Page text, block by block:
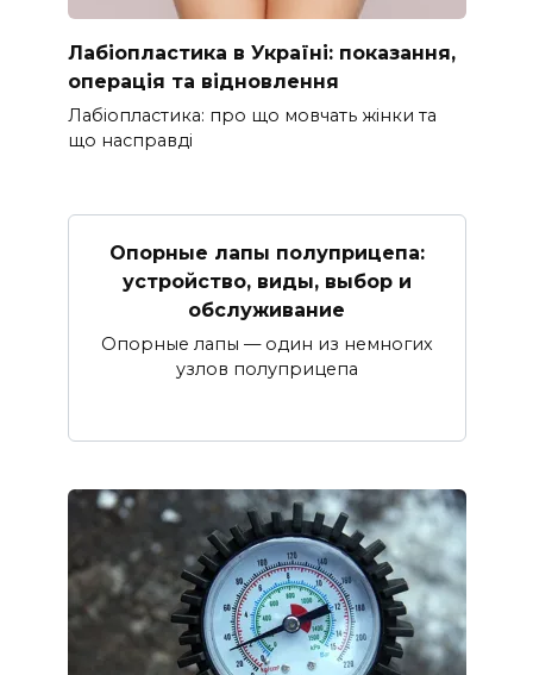
Лабіопластика в Україні: показання,
операція та відновлення
Лабіопластика: про що мовчать жінки та
що насправді
Опорные лапы полуприцепа:
устройство, виды, выбор и
обслуживание
Опорные лапы — один из немногих
узлов полуприцепа